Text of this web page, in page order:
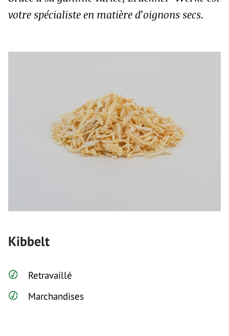
votre spécialiste en matière d’oignons secs.
Kibbelt
Retravaillé
Marchandises